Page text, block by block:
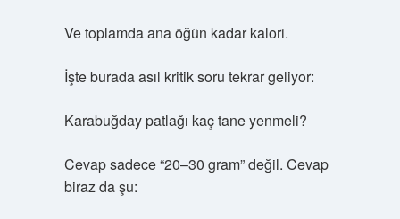
Ve toplamda ana öğün kadar kalori.
İşte burada asıl kritik soru tekrar geliyor:
Karabuğday patlağı kaç tane yenmeli?
Cevap sadece “20–30 gram” değil. Cevap
biraz da şu: